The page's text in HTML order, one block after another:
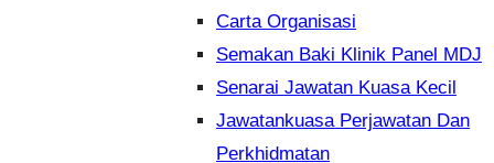
Carta Organisasi
Semakan Baki Klinik Panel MDJ
Senarai Jawatan Kuasa Kecil
Jawatankuasa Perjawatan Dan
Perkhidmatan